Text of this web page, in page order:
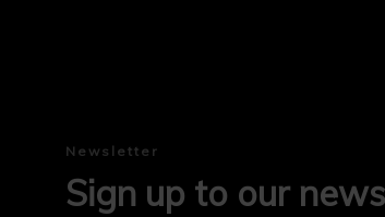
Newsletter
Sign up to our